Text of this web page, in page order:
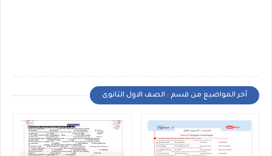
أخر المواضيع من قسم : الصف الاول الثانوى